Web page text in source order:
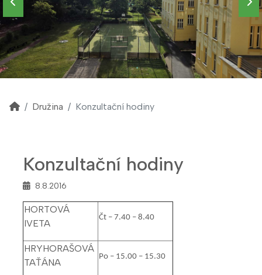
Družina Konzultační hodiny
Konzultační hodiny
8.8.2016
HORTOVÁ
IVETA
Čt – 7.40 – 8.40
HRYHORAŠOVÁ
TAŤÁNA
Po – 15.00 – 15.30